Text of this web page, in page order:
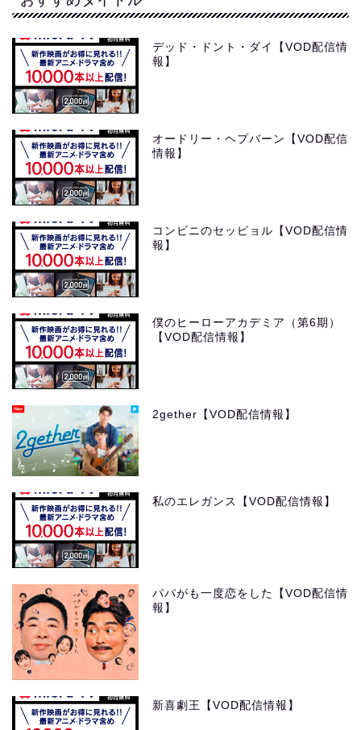
デッド・ドント・ダイ【VOD配信情
報】
オードリー・ヘプバーン【VOD配信
情報】
コンビニのセッピョル【VOD配信情
報】
僕のヒーローアカデミア（第6期）
【VOD配信情報】
2gether【VOD配信情報】
私のエレガンス【VOD配信情報】
パパがも一度恋をした【VOD配信情
報】
新喜劇王【VOD配信情報】